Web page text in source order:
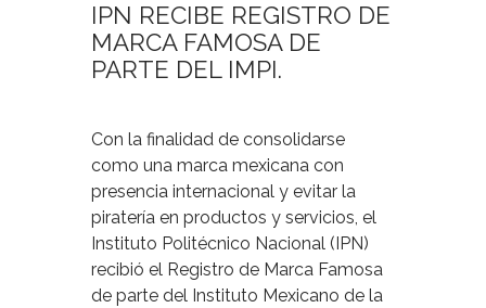
Contacto
IPN RECIBE REGISTRO DE
MARCA FAMOSA DE
PARTE DEL IMPI.
Con la finalidad de consolidarse
como una marca mexicana con
presencia internacional y evitar la
piratería en productos y servicios, el
Instituto Politécnico Nacional (IPN)
recibió el Registro de Marca Famosa
de parte del Instituto Mexicano de la